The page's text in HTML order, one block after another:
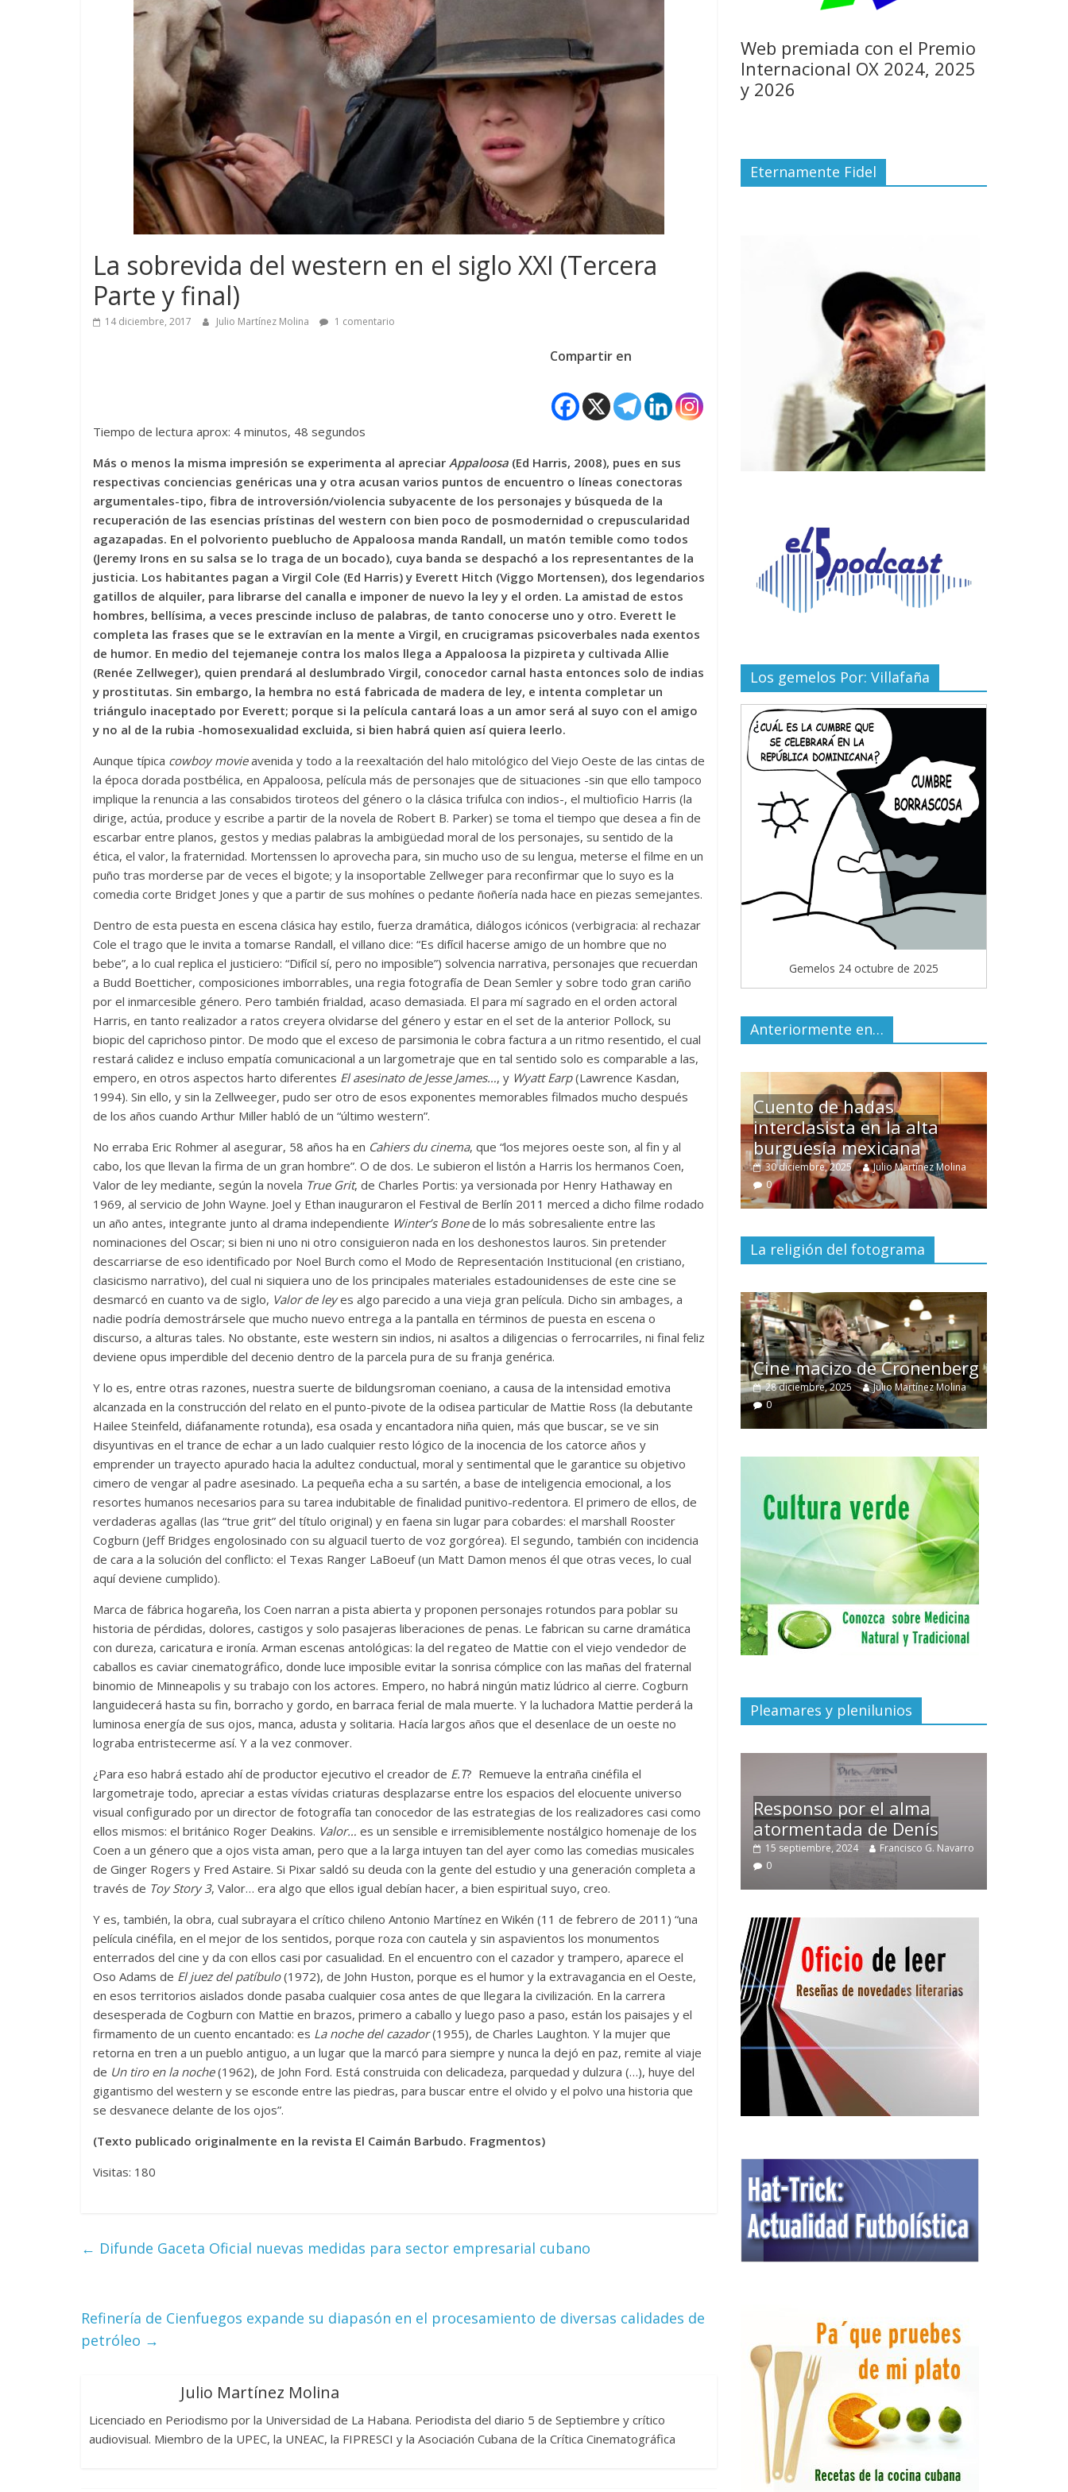
La sobrevida del western en el siglo XXI (Tercera
Parte y final)
14 diciembre, 2017 Julio Martínez Molina 1 comentario
Compartir en
Tiempo de lectura aprox: 4 minutos, 48 segundos
Más o menos la misma impresión se experimenta al apreciar Appaloosa (Ed Harris, 2008), pues en sus
respectivas conciencias genéricas una y otra acusan varios puntos de encuentro o líneas conectoras
argumentales-tipo, fibra de introversión/violencia subyacente de los personajes y búsqueda de la
recuperación de las esencias prístinas del western con bien poco de posmodernidad o crepuscularidad
agazapadas. En el polvoriento pueblucho de Appaloosa manda Randall, un matón temible como todos
(Jeremy Irons en su salsa se lo traga de un bocado), cuya banda se despachó a los representantes de la
justicia. Los habitantes pagan a Virgil Cole (Ed Harris) y Everett Hitch (Viggo Mortensen), dos legendarios
gatillos de alquiler, para librarse del canalla e imponer de nuevo la ley y el orden. La amistad de estos
hombres, bellísima, a veces prescinde incluso de palabras, de tanto conocerse uno y otro. Everett le
completa las frases que se le extravían en la mente a Virgil, en crucigramas psicoverbales nada exentos
de humor. En medio del tejemaneje contra los malos llega a Appaloosa la pizpireta y cultivada Allie
(Renée Zellweger), quien prendará al deslumbrado Virgil, conocedor carnal hasta entonces solo de indias
y prostitutas. Sin embargo, la hembra no está fabricada de madera de ley, e intenta completar un
triángulo inaceptado por Everett; porque si la película cantará loas a un amor será al suyo con el amigo
y no al de la rubia -homosexualidad excluida, si bien habrá quien así quiera leerlo.
Aunque típica cowboy movieavenida y todo a la reexaltación del halo mitológico del Viejo Oeste de las cintas de
la época dorada postbélica, en Appaloosa, película más de personajes que de situaciones -sin que ello tampoco
implique la renuncia a las consabidos tiroteos del género o la clásica trifulca con indios-, el multioficio Harris (la
dirige, actúa, produce y escribe a partir de la novela de Robert B. Parker) se toma el tiempo que desea a fin de
escarbar entre planos, gestos y medias palabras la ambigüedad moral de los personajes, su sentido de la
ética, el valor, la fraternidad. Mortenssen lo aprovecha para, sin mucho uso de su lengua, meterse el filme en un
puño tras morderse par de veces el bigote; y la insoportable Zellweger para reconfirmar que lo suyo es la
comedia corte Bridget Jones y que a partir de sus mohínes o pedante ñoñería nada hace en piezas semejantes.
Dentro de esta puesta en escena clásica hay estilo, fuerza dramática, diálogos icónicos (verbigracia: al rechazar
Cole el trago que le invita a tomarse Randall, el villano dice: “Es difícil hacerse amigo de un hombre que no
bebe”, a lo cual replica el justiciero: “Difícil sí, pero no imposible”) solvencia narrativa, personajes que recuerdan
a Budd Boetticher, composiciones imborrables, una regia fotografía de Dean Semler y sobre todo gran cariño
por el inmarcesible género. Pero también frialdad, acaso demasiada. El para mí sagrado en el orden actoral
Harris, en tanto realizador a ratos creyera olvidarse del género y estar en el set de la anterior Pollock, su
biopic del caprichoso pintor. De modo que el exceso de parsimonia le cobra factura a un ritmo resentido, el cual
restará calidez e incluso empatía comunicacional a un largometraje que en tal sentido solo es comparable a las,
empero, en otros aspectos harto diferentes El asesinato de Jesse James…, y Wyatt Earp(Lawrence Kasdan,
1994). Sin ello, y sin la Zellweeger, pudo ser otro de esos exponentes memorables filmados mucho después
de los años cuando Arthur Miller habló de un “último western”.
No erraba Eric Rohmer al asegurar, 58 años ha en Cahiers du cinema, que “los mejores oeste son, al fin y al
cabo, los que llevan la firma de un gran hombre”. O de dos. Le subieron el listón a Harris los hermanos Coen,
Valor de ley mediante, según la novela True Grit, de Charles Portis: ya versionada por Henry Hathaway en
1969, al servicio de John Wayne. Joel y Ethan inauguraron el Festival de Berlín 2011 merced a dicho filme rodado
un año antes, integrante junto al drama independiente Winter’s Bonede lo más sobresaliente entre las
nominaciones del Oscar; si bien ni uno ni otro consiguieron nada en los deshonestos lauros. Sin pretender
descarriarse de eso identificado por Noel Burch como el Modo de Representación Institucional (en cristiano,
clasicismo narrativo), del cual ni siquiera uno de los principales materiales estadounidenses de este cine se
desmarcó en cuanto va de siglo, Valor de leyes algo parecido a una vieja gran película. Dicho sin ambages, a
nadie podría demostrársele que mucho nuevo entrega a la pantalla en términos de puesta en escena o
discurso, a alturas tales. No obstante, este western sin indios, ni asaltos a diligencias o ferrocarriles, ni final feliz
deviene opus imperdible del decenio dentro de la parcela pura de su franja genérica.
Y lo es, entre otras razones, nuestra suerte de bildungsroman coeniano, a causa de la intensidad emotiva
alcanzada en la construcción del relato en el punto-pivote de la odisea particular de Mattie Ross (la debutante
Hailee Steinfeld, diáfanamente rotunda), esa osada y encantadora niña quien, más que buscar, se ve sin
disyuntivas en el trance de echar a un lado cualquier resto lógico de la inocencia de los catorce años y
emprender un trayecto apurado hacia la adultez conductual, moral y sentimental que le garantice su objetivo
cimero de vengar al padre asesinado. La pequeña echa a su sartén, a base de inteligencia emocional, a los
resortes humanos necesarios para su tarea indubitable de finalidad punitivo-redentora. El primero de ellos, de
verdaderas agallas (las “true grit” del título original) y en faena sin lugar para cobardes: el marshall Rooster
Cogburn (Jeff Bridges engolosinado con su alguacil tuerto de voz gorgórea). El segundo, también con incidencia
de cara a la solución del conflicto: el Texas Ranger LaBoeuf (un Matt Damon menos él que otras veces, lo cual
aquí deviene cumplido).
Marca de fábrica hogareña, los Coen narran a pista abierta y proponen personajes rotundos para poblar su
historia de pérdidas, dolores, castigos y solo pasajeras liberaciones de penas. Le fabrican su carne dramática
con dureza, caricatura e ironía. Arman escenas antológicas: la del regateo de Mattie con el viejo vendedor de
caballos es caviar cinematográfico, donde luce imposible evitar la sonrisa cómplice con las mañas del fraternal
binomio de Minneapolis y su trabajo con los actores. Empero, no habrá ningún matiz lúdrico al cierre. Cogburn
languidecerá hasta su fin, borracho y gordo, en barraca ferial de mala muerte. Y la luchadora Mattie perderá la
luminosa energía de sus ojos, manca, adusta y solitaria. Hacía largos años que el desenlace de un oeste no
lograba entristecerme así. Y a la vez conmover.
¿Para eso habrá estado ahí de productor ejecutivo el creador de E.T? Remueve la entraña cinéfila el
largometraje todo, apreciar a estas vívidas criaturas desplazarse entre los espacios del elocuente universo
visual configurado por un director de fotografía tan conocedor de las estrategias de los realizadores casi como
ellos mismos: el británico Roger Deakins. Valor… es un sensible e irremisiblemente nostálgico homenaje de los
Coen a un género que a ojos vista aman, pero que a la larga intuyen tan del ayer como las comedias musicales
de Ginger Rogers y Fred Astaire. Si Pixar saldó su deuda con la gente del estudio y una generación completa a
través de Toy Story 3, Valor… era algo que ellos igual debían hacer, a bien espiritual suyo, creo.
Y es, también, la obra, cual subrayara el crítico chileno Antonio Martínez en Wikén (11 de febrero de 2011) “una
película cinéfila, en el mejor de los sentidos, porque roza con cautela y sin aspavientos los monumentos
enterrados del cine y da con ellos casi por casualidad. En el encuentro con el cazador y trampero, aparece el
Oso Adams de El juez del patíbulo(1972), de John Huston, porque es el humor y la extravagancia en el Oeste,
en esos territorios aislados donde pasaba cualquier cosa antes de que llegara la civilización. En la carrera
desesperada de Cogburn con Mattie en brazos, primero a caballo y luego paso a paso, están los paisajes y el
firmamento de un cuento encantado: es La noche del cazador(1955), de Charles Laughton. Y la mujer que
retorna en tren a un pueblo antiguo, a un lugar que la marcó para siempre y nunca la dejó en paz, remite al viaje
de Un tiro en la noche(1962), de John Ford. Está construida con delicadeza, parquedad y dulzura (…), huye del
gigantismo del western y se esconde entre las piedras, para buscar entre el olvido y el polvo una historia que
se desvanece delante de los ojos”.
(Texto publicado originalmente en la revista El Caimán Barbudo. Fragmentos)
Visitas: 180
← Difunde Gaceta Oficial nuevas medidas para sector empresarial cubano
Refinería de Cienfuegos expande su diapasón en el procesamiento de diversas calidades de
petróleo →
Julio Martínez Molina
Licenciado en Periodismo por la Universidad de La Habana. Periodista del diario 5 de Septiembre y crítico
audiovisual. Miembro de la UPEC, la UNEAC, la FIPRESCI y la Asociación Cubana de la Crítica Cinematográfica
Web premiada con el Premio
Internacional OX 2024, 2025
y 2026
Eternamente Fidel
Los gemelos Por: Villafaña
Gemelos 24 octubre de 2025
Anteriormente en…
Las series-caramelos de
Shondaland
13 marzo, 2026 Julio Martínez Molina 0
Una serie con los defectos
de muchas telenovelas
28 febrero, 2026 Julio Martínez Molina 0
Cuento de hadas
burguesía mexicana
30 diciembre, 2025
Julio Martínez Molina
0
Un hombre entre dos
mundos
15 mayo, 2026 Julio Martínez Molina 0
La religión del fotograma
Terror chamánico coreano
14 marzo, 2026 Julio Martínez Molina 0
Divertida comedia
dramática argentina
29 diciembre, 2025
Julio Martínez Molina
0
Cine macizo de Cronenberg
28 diciembre, 2025
Julio Martínez Molina
0
El documentalNuestra
tierray el despojo de los
pueblos originarios
30 junio, 2026 Julio Martínez Molina 0
Pleamares y plenilunios
Un vergel en las nieblas de
la nostalgia
12 octubre, 2024 Francisco G. Navarro 0
La efímera Torre del
Villuendas
21 septiembre, 2024
Francisco G. Navarro
3
Responso por el alma
atormentada de Denís
15 septiembre, 2024
Francisco G. Navarro
0
Temprano oficio de lector
2 noviembre, 2024
Francisco G. Navarro
0